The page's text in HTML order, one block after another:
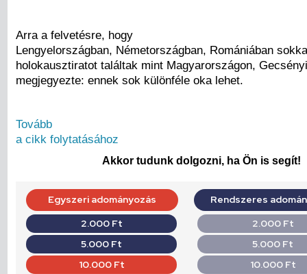
Arra a felvetésre, hogy
Lengyelországban, Németországban, Romániában
holokausztiratot találtak mint Magyarországon,
megjegyezte: ennek sok különféle oka lehet.
Tovább
a cikk folytatásához
Akkor tudunk dolgozni, ha Ön is segít!